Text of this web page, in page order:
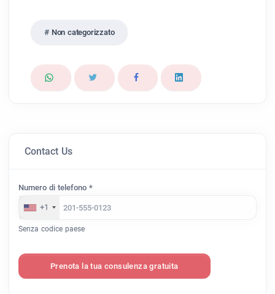
Non categorizzato
Contact Us
Numero di telefono *
+1
Senza codice paese
Prenota la tua consulenza gratuita